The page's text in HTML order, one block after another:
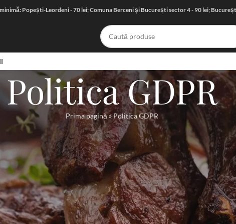
Popești-Leordeni - 70 lei; Comuna Berceni și București sector 4 - 90 lei;
Politica GDPR
Prima pagină»Politica GDPR
ȘI POLITICA DE CONFIDENȚIALITATE
confidențialitatea vor fi actualizate periodic pentru a te asigura că avem,
www.lemonbistro.ro.
Parlamentului European si a Consiliului Uniunii Europene nr.
intră în vigoare la data de 25.05.2018, S.C. LEMON BISTRO FOOD
vieții private a utilizatorilor săi prin adoptarea unor politici corecte